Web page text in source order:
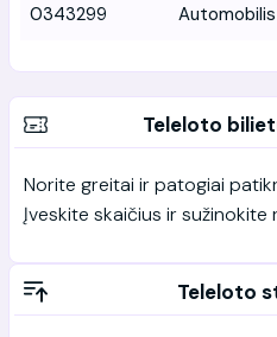
0343299
Teleloto
Norite greitai ir patogiai
Įveskite skaičius ir sužinokite
Teleloto